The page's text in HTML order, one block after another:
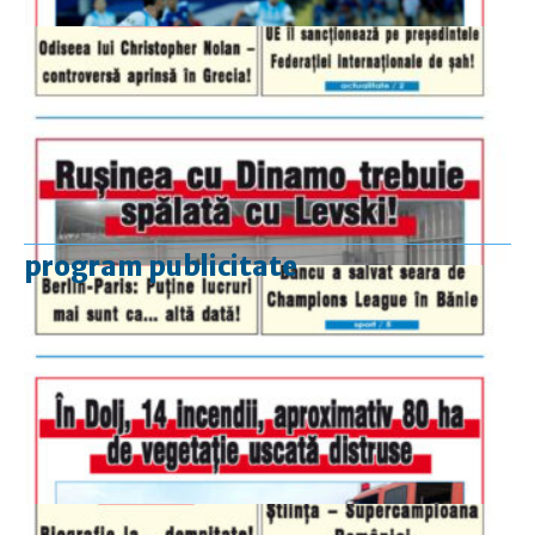
program publicitate
luni-vineri
9.00 - 17.00
duminică
9.00 - 12.00